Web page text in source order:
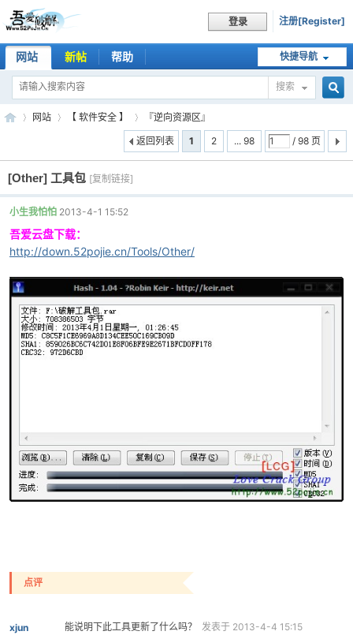
登录 注册[Register]
快捷导航
网站 新帖 帮助
搜索
吾
破
»
网站
›
【 软件安全 】
›
『逆向资源区』
1
2 ... 98 / 98 页
返回列表
[Other] 工具包 [复制链接]
小生我怕怕 2013-4-1 15:52
吾爱云盘下载：
http://down.52pojie.cn/Tools/Other/
点评
xjun 能说明下此工具更新了什么吗？ 发表于 2013-4-4 15:15